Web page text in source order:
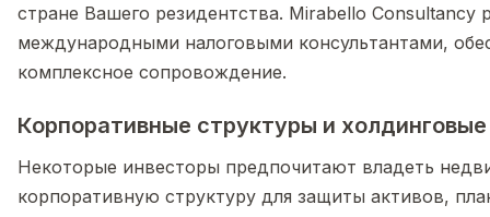
стране Вашего резидентства. Mirabello Consultancy
международными налоговыми консультантами,
комплексное сопровождение.
Корпоративные структуры и
Некоторые инвесторы предпочитают владеть
корпоративную структуру для защиты активов,